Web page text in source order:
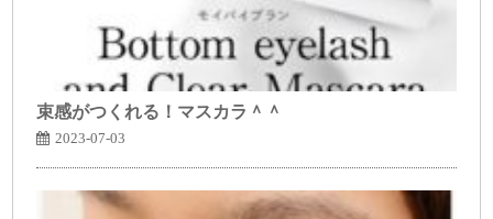
束感がつくれる！マスカラ＾＾
2023-07-03